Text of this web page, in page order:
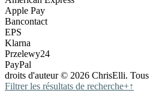
Apple Pay
Bancontact
EPS
Klarna
Przelewy24
PayPal
droits d'auteur © 2026 ChrisElli. Tous
Filtrer les résultats de recherche+↑